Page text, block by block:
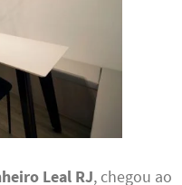
Leal RJ, chegou ao